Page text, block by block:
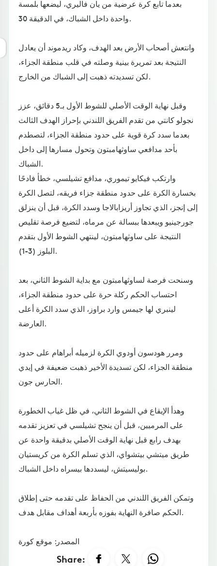
بعدما تابع كرة عرضية من يان فاليري، ليضعها بلمسة
واحدة داخل الشباك، في الدقيقة 30.
وانتعش أصحاب الأرض بعد الهدف، وكاد ريدموند أن يعادل
النتيجة بعد تمريرة بينية وصلته في قلب منطقة الجزاء،
لكن تسديدته ذهبت إلى الشباك من الخارج.
وقبل نهاية الوقت الأصلي للشوط الأول بـ5 دقائق، عزز
نجولو كانتي من تقدم الفريق اللندني بإحراز الهدف الثالث
بعدما سدد كرة قوية على حدود منطقة الجزاء، لتصطدم
بأحد مدافعي ساوثهامبتون وتحول مسارها إلى داخل
الشباك.
وارتكب فيكايو تيموري، مدافع تشيلسي، خطأ فادحًا
بخسارة الكرة على حدود منطقة جزاء فريقه، لتصل الكرة
إلى إنجز، الذي تجاوز أريزابالاجا وسدد الكرة، قبل أن ينزلق
جورجينيو ويبعدها ببسالة عن مرماه، لتضيع فرصة تقليص
النتيجة على ساوثهامبتون، لينتهي الشوط الأول بتقدم
البلوز (3-1).
وسنحت فرصة لساوثهامبتون مع بداية الشوط الثاني، بعد
احتساب الحكم ركلة حرة على حدود منطقة الجزاء،
لينبري لها جيمس وارد براوز، الذي سدد الكرة أعلى
العارضة.
ومرر هودسون أودوي الكرة لزميله أبراهام على حدود
منطقة الجزاء، لكن تسديدة الأخير ذهبت ضعيفة في إيدي
الحارس جون.
وهدأ الإيقاع في الشوط الثاني، في ظل غياب الخطورة
على المرميين، قبل أن ينجح تشيلسي في تعزيز تقدمه
بهدف رابع قبل نهاية الوقت الأصلي بدقيقة واحدة عن
طريق ميتشي بيتشواي، الذي تسلم الكرة من كريستيان
بوليسيتش، ليسددها بيسراه داخل الشباك.
وتمكن الفريق اللندني من الحفاظ على تقدمه حتى إطلاق
الحكم صافرة النهاية بفوزه بأربعة أهداف مقابل هدف.
المصدر: موقع كورة
Share: